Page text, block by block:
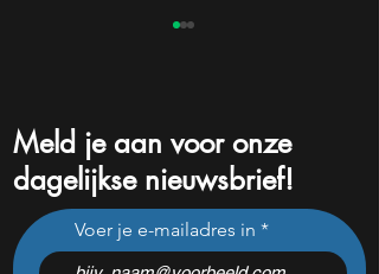
Europa staat bijna op
recordhoogte, maar deze
3 sectoren vallen nu op
Meld je aan voor onze
dagelijkse nieuwsbrief!
Voer je e-mailadres in